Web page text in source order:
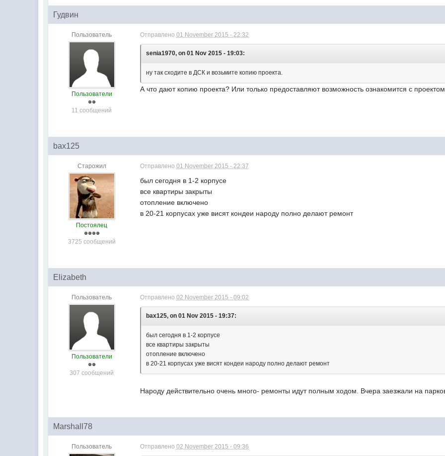
Гудвин
Пользователь
Пользователи
11 сообщений
Отправлено01 November 2015 - 22:32
senia1970, on 01 Nov 2015 - 19:03:
ну так сходите в ДСК и возьмите копию проекта.
А что дают копию проекта? Или только предоставляют возможность ознакомится с
bax125
Старожил
Постоялец
3725 сообщений
Отправлено01 November 2015 - 22:37
был сегодня в 1-2 корпусе
все квартиры закрыты
отопление включено
в 20-21 корпусах уже висят кондеи народу полно делают ремонт
Elizabeth
Пользователь
Пользователи
307 сообщений
Отправлено02 November 2015 - 09:02
bax125, on 01 Nov 2015 - 19:37:
был сегодня в 1-2 корпусе
все квартиры закрыты
отопление включено
в 20-21 корпусах уже висят кондеи народу полно делают ремонт
Народу действительно очень много- ремонты идут полным ходом. Вчера заезжали на
Marshall78
Пользователь Отправлено02 November 2015 - 09:36